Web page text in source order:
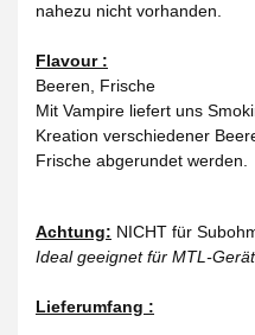
nahezu nicht vorhanden.
Flavour :
Beeren, Frische
Mit Vampire liefert uns
Kreation verschiedener
Frische abgerundet werden.
Achtung: NICHT für
Ideal geeignet für MTL-
Lieferumfang :